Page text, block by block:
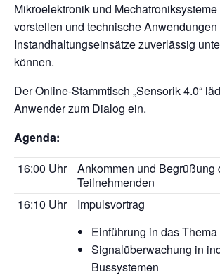
Mikroelektronik und Mechatroniksysteme
vorstellen und technische
Instandhaltungseinsätze zuverlässig
können.
Der Online-Stammtisch „Sensorik 4.0“
Anwender zum Dialog ein.
Agenda:
16:00 Uhr
Ankommen und Begrüßung
Teilnehmenden
16:10 Uhr
Impulsvortrag
Einführung in das
Signalüberwachung in
Bussystemen